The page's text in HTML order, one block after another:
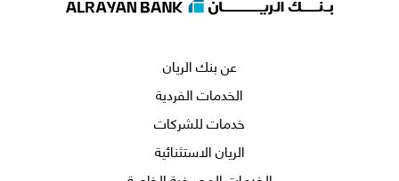
عن بنك الريان
الخدمات الفردية
خدمات للشركات
الريان الاستثنائية